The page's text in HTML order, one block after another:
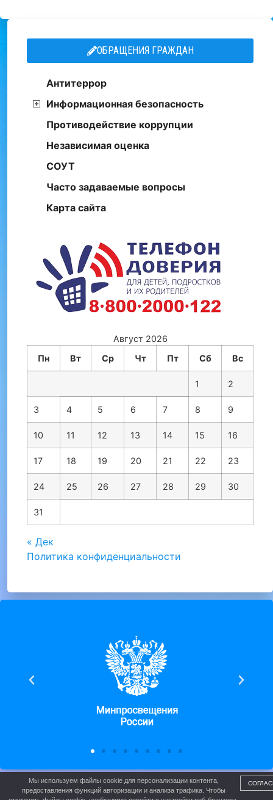
ОБРАЩЕНИЯ ГРАЖДАН
Антитеррор
Информационная безопасность
Противодействие коррупции
Независимая оценка
СОУТ
Часто задаваемые вопросы
Карта сайта
Август 2026
Пн
Вт Ср Чт Пт Сб Вс
1 2
3 4 5 6 7 8 9
10 11 12 13 14 15 16
17 18 19 20 21 22 23
24 25 26 27 28 29 30
31
« Дек
Политика конфиденциальности
МАОУ ДО ДООЛ
Мы используем файлы cookie для персонализации контента,
предоставления функций авторизации и анализа трафика. Чтобы